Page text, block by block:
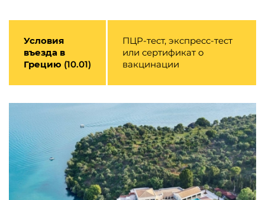
Условия
въезда в
Грецию (10.01)
ПЦР-тест, экспресс-тест
или сертификат о
вакцинации